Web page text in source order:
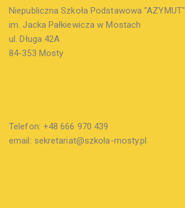
Niepubliczna Szkoła Podstawowa "AZYMUT"
im. Jacka Pałkiewicza w Mostach
ul. Długa 42A
84-353 Mosty
Telefon: +48 666 970 439
email: sekretariat@szkola-mosty.pl